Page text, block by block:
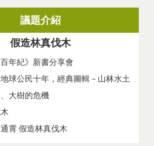
議題介紹
假造林真伐木
百年紀》新書分享會
球公民十年，經典圖輯－山林水土
大樹的危機
霄 假造林真伐木